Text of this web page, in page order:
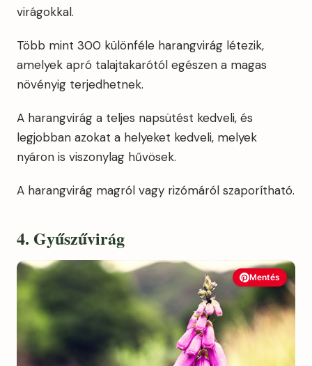
virágokkal.
Több mint 300 különféle harangvirág létezik,
amelyek apró talajtakarótól egészen a magas
növényig terjedhetnek.
A harangvirág a teljes napsütést kedveli, és
legjobban azokat a helyeket kedveli, melyek
nyáron is viszonylag hűvösek.
A harangvirág magról vagy rizómáról szaporítható.
4. Gyűszűvirág
Mentés